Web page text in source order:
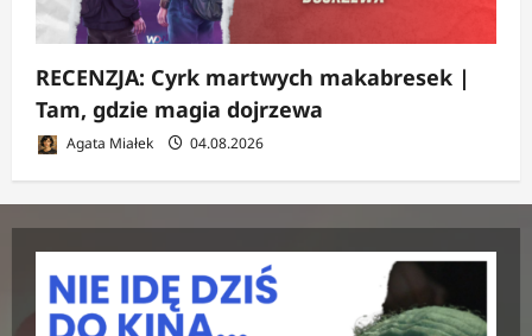
RECENZJA: Cyrk martwych makabresek |
Tam, gdzie magia dojrzewa
Agata Miałek 04.08.2026